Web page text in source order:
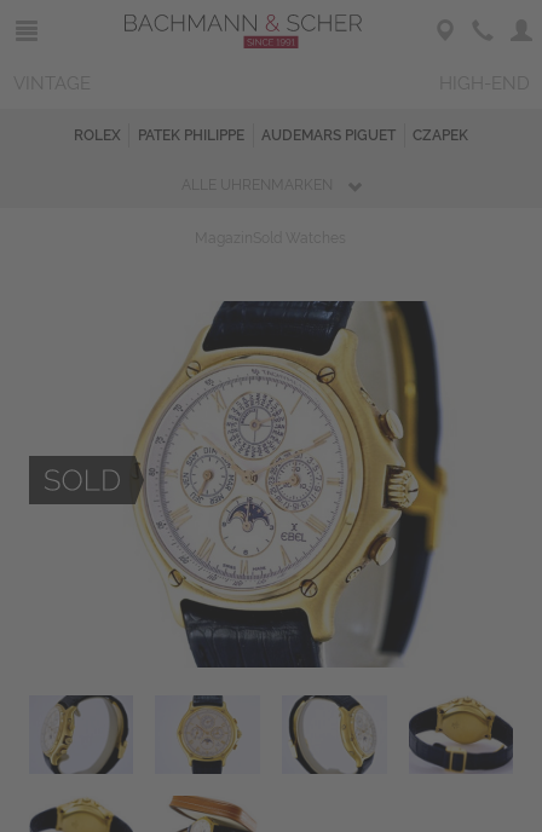
ROLEX PATEK PHILIPPE AUDEMARS PIGUET CZAPEK